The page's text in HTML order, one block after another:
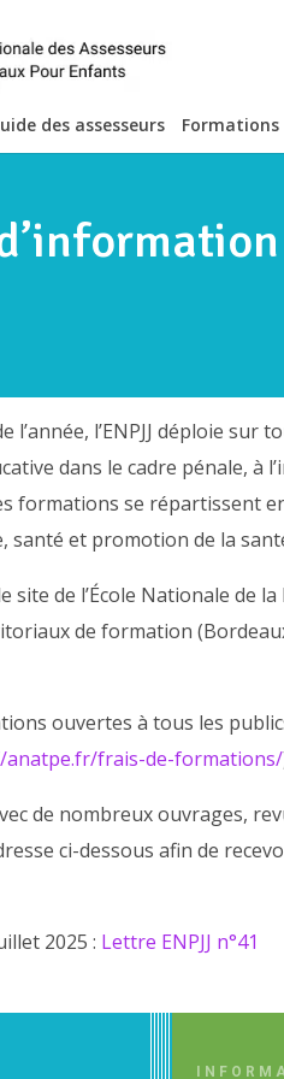
des assesseurs Formations
l’année, l’ENPJJ déploie
dans le cadre pénale, à
formations se répartissent
santé et promotion de la
site de l’École Nationale de
de formation
ouvertes à tous les
anatpe.fr/frais-de-formations/
de nombreux ouvrages,
ci-dessous afin de
2025 : Lettre ENPJJ n°41